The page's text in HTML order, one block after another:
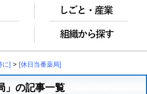
に] > [休日当番薬局]
」の記事一覧